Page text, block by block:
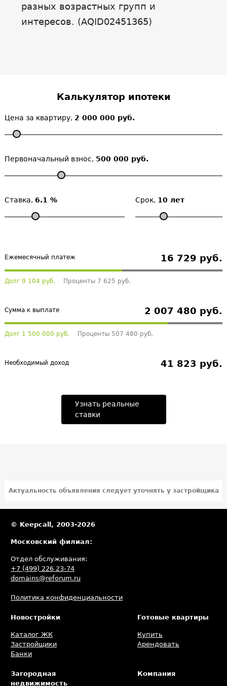
разных возрастных групп и
интересов. (AQID02451365)
Калькулятор ипотеки
Цена за квартиру, 2 000 000 руб.
Первоначальный взнос, 500 000 руб.
Ставка, 6.1 % Срок, 10 лет
Ежемесячный платеж 16 729 руб.
Долг 9 104 руб. Проценты 7 625 руб.
Сумма к выплате 2 007 480 руб.
Долг 1 500 000 руб. Проценты 507 480 руб.
Необходимый доход 41 823 руб.
Узнать реальные
ставки
Актуальность объявления следует уточнять у застройщика
© Keepcall, 2003-2026
Московский филиал:
Отдел обслуживания:
+7 (499) 226 23-74
domains@reforum.ru
Политика конфиденциальности
Новостройки
Каталог ЖК
Застройщики
Банки
Готовые квартиры
Купить
Арендовать
Загородная
недвижимость
Компания